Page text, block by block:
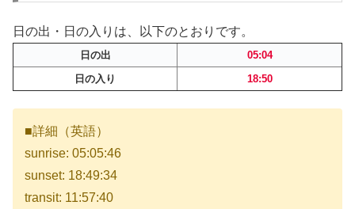
日の出・日の入りは、以下のとおりです。
日の出
05:04
日の入り
18:50
■詳細（英語）
sunrise: 05:05:46
sunset: 18:49:34
transit: 11:57:40